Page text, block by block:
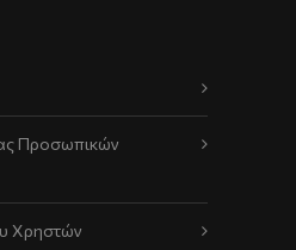
Προσωπικών
Χρηστών